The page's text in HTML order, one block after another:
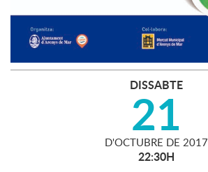
DISSABTE
21
D'OCTUBRE DE 2017
22:30H